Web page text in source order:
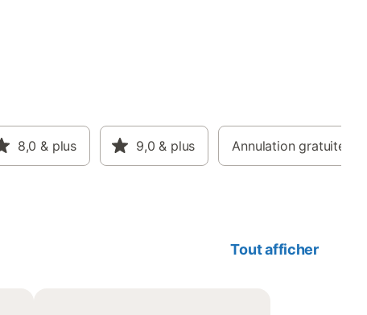
8,0 & plus 9,0 & plus Annulation gratuite
Tout afficher